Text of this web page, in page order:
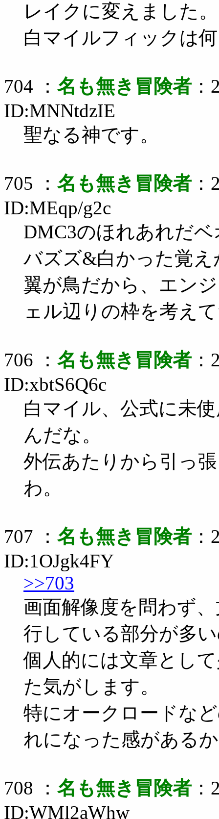
レイクに変えました。
白マイルフィックは
704 ： 名も無き冒険者
ID:MNNtdzIE
聖なる神です。
705 ： 名も無き冒険者
ID:MEqp/g2c
DMC3のほれあれだ
バズズ&白かった覚え
翼が鳥だから、エン
ェル辺りの枠を考え
706 ： 名も無き冒険者
ID:xbtS6Q6c
白マイル、公式に未
んだな。
外伝あたりから引っ
わ。
707 ： 名も無き冒険者
ID:1OJgk4FY
>>703
画面解像度を問わず
行している部分が多
個人的には文章とし
た気がします。
特にオークロードな
れになった感がある
708 ： 名も無き冒険者
ID:WMl2aWhw